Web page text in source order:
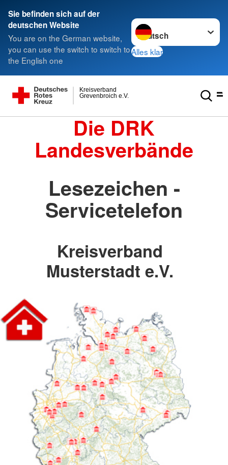
Sie befinden sich auf der
deutschen Website
You are on the German website,
you can use the switch to switch to
the English one
Sprache wechseln zu
Alles klar
Grevenbroich e.V.
Kreisverband
Die DRK
Landesverbände
Lesezeichen -
Servicetelefon
Kreisverband
Musterstadt e.V.